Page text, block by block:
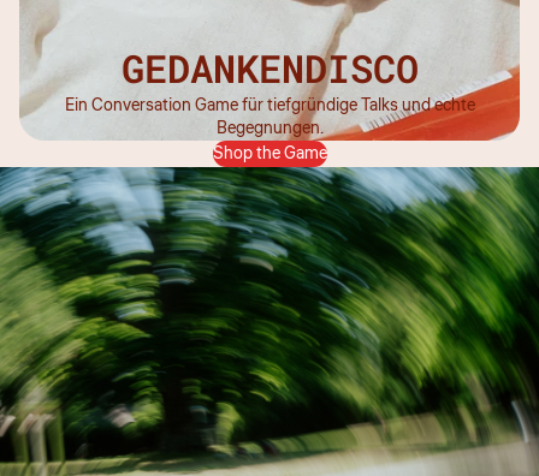
GEDANKENDISCO
Ein Conversation Game für tiefgründige Talks und echte
Begegnungen.
Shop the Game